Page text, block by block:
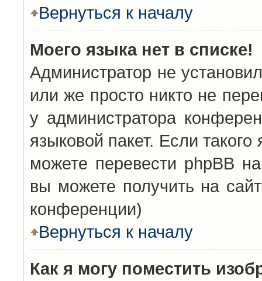
Вернуться к началу
Моего языка нет в списке!
Администратор не
или же просто никто не
у администратора
языковой пакет. Если
можете перевести phpBB
вы можете получить на
конференции)
Вернуться к началу
Как я могу поместить